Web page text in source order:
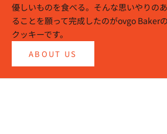
優しいものを食べる。そんな思いやりの
ることを願って完成したのがovgo Baker
クッキーです。
ABOUT US